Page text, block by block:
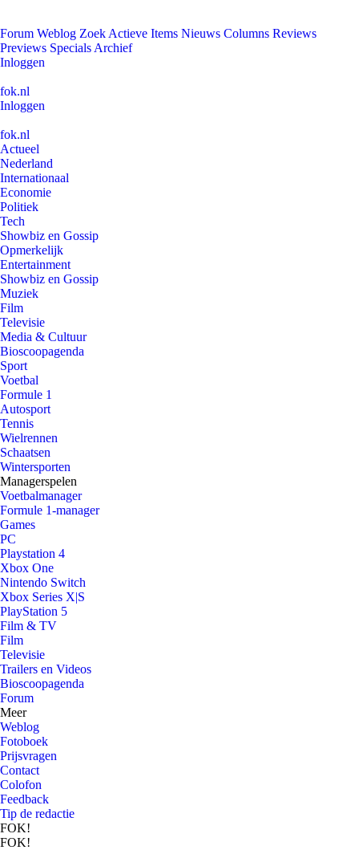
Forum Weblog Zoek Actieve Items Nieuws Columns Reviews
Previews Specials Archief
Inloggen
fok.nl
Inloggen
fok.nl
Actueel
Nederland
Internationaal
Economie
Politiek
Tech
Showbiz en Gossip
Opmerkelijk
Entertainment
Showbiz en Gossip
Muziek
Film
Televisie
Media & Cultuur
Bioscoopagenda
Sport
Voetbal
Formule 1
Autosport
Tennis
Wielrennen
Schaatsen
Wintersporten
Managerspelen
Voetbalmanager
Formule 1-manager
Games
PC
Playstation 4
Xbox One
Nintendo Switch
Xbox Series X|S
PlayStation 5
Film & TV
Film
Televisie
Trailers en Videos
Bioscoopagenda
Forum
Meer
Weblog
Fotoboek
Prijsvragen
Contact
Colofon
Feedback
Tip de redactie
FOK!
FOK!